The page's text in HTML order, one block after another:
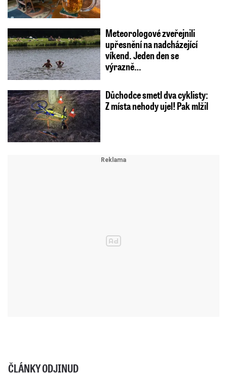
Meteorologové zveřejnili
upřesnění na nadcházející
víkend. Jeden den se
výrazně…
Důchodce smetl dva cyklisty:
Z místa nehody ujel! Pak mlžil
ČLÁNKY ODJINUD